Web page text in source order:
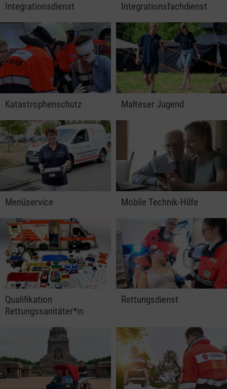
Integrationsdienst Integrationsfachdienst
Katastrophenschutz Malteser Jugend
Menüservice Mobile Technik-Hilfe
Qualifikation
Rettungssanitäter*in
Rettungsdienst